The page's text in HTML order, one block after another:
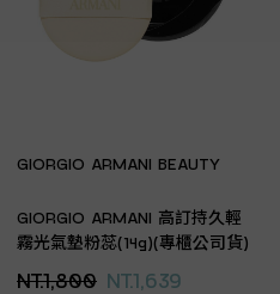
GIORGIO ARMANI BEAUTY
GIORGIO ARMANI 高訂持久輕
霧光氣墊粉蕊(14g)(專櫃公司貨)
NT.1,800 NT.1,639